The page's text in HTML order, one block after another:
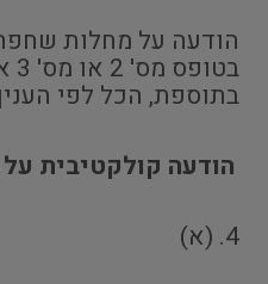
הודעה על מחלות
בתוספת, הכל לפי
הודעה קולקטיבית
4. (א)